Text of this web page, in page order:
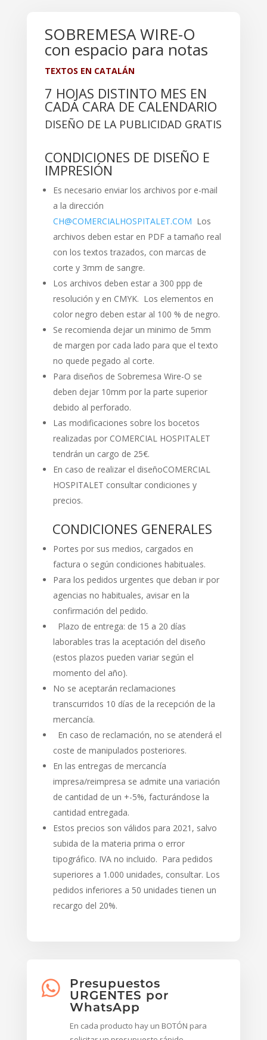
SOBREMESA WIRE-O
con espacio para notas
TEXTOS EN CATALÁN
7 HOJAS DISTINTO MES EN
CADA CARA DE CALENDARIO
DISEÑO DE LA PUBLICIDAD GRATIS
CONDICIONES DE DISEÑO E
IMPRESIÓN
Es necesario enviar los archivos por e-mail
a la dirección
CH@COMERCIALHOSPITALET.COM Los
archivos deben estar en PDF a tamaño real
con los textos trazados, con marcas de
corte y 3mm de sangre.
Los archivos deben estar a 300 ppp de
resolución y en CMYK. Los elementos en
color negro deben estar al 100 % de negro.
Se recomienda dejar un minimo de 5mm
de margen por cada lado para que el texto
no quede pegado al corte.
Para diseños de Sobremesa Wire-O se
deben dejar 10mm por la parte superior
debido al perforado.
Las modificaciones sobre los bocetos
realizadas por COMERCIAL HOSPITALET
tendrán un cargo de 25€.
En caso de realizar el diseñoCOMERCIAL
HOSPITALET consultar condiciones y
precios.
CONDICIONES GENERALES
Portes por sus medios, cargados en
factura o según condiciones habituales.
Para los pedidos urgentes que deban ir por
agencias no habituales, avisar en la
confirmación del pedido.
Plazo de entrega: de 15 a 20 días
laborables tras la aceptación del diseño
(estos plazos pueden variar según el
momento del año).
No se aceptarán reclamaciones
transcurridos 10 días de la recepción de la
mercancía.
En caso de reclamación, no se atenderá el
coste de manipulados posteriores.
En las entregas de mercancía
impresa/reimpresa se admite una variación
de cantidad de un +-5%, facturándose la
cantidad entregada.
Estos precios son válidos para 2021, salvo
subida de la materia prima o error
tipográfico. IVA no incluido. Para pedidos
superiores a 1.000 unidades, consultar. Los
pedidos inferiores a 50 unidades tienen un
recargo del 20%.

Presupuestos
URGENTES por
WhatsApp
En cada producto hay un BOTÓN para